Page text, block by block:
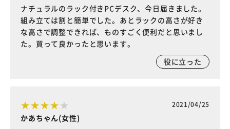
ナチュラルのラック付きPCデスク、今日届きました。
組み立ては割と簡単でした。あとラックの高さが好き
な高さで調整できれば、ものすごく便利だと思いまし
た。買って良かったと思います。
役に立った
2021/04/25
かあちゃん(女性)